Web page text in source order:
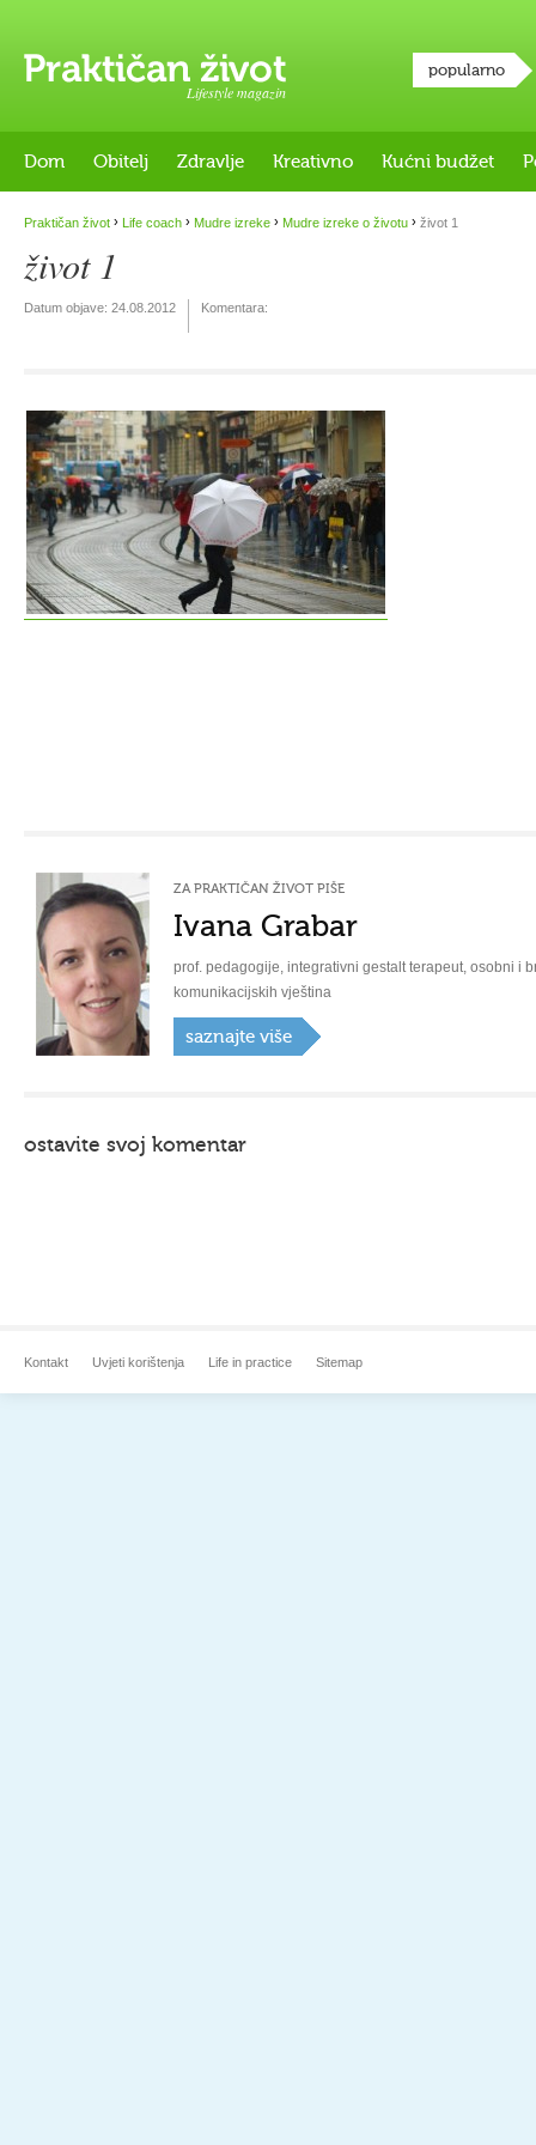
Lifestyle magazin
popularno
Dom Obitelj Zdravlje Kreativno Kućni budžet
Praktičan život › Life coach › Mudre izreke › Mudre izreke o životu › život 1
život 1
Datum objave: 24.08.2012 Komentara:
ZA PRAKTIČAN ŽIVOT PIŠE
Ivana Grabar
prof. pedagogije, integrativni gestalt terapeut, osobni i
komunikacijskih vještina
saznajte više
ostavite svoj komentar
Kontakt Uvjeti korištenja Life in practice Sitemap